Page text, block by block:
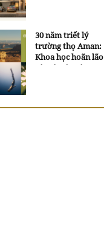
30 năm triết lý
trường thọ Aman:
Khoa học hoãn lão
và trí tuệ ngàn xưa